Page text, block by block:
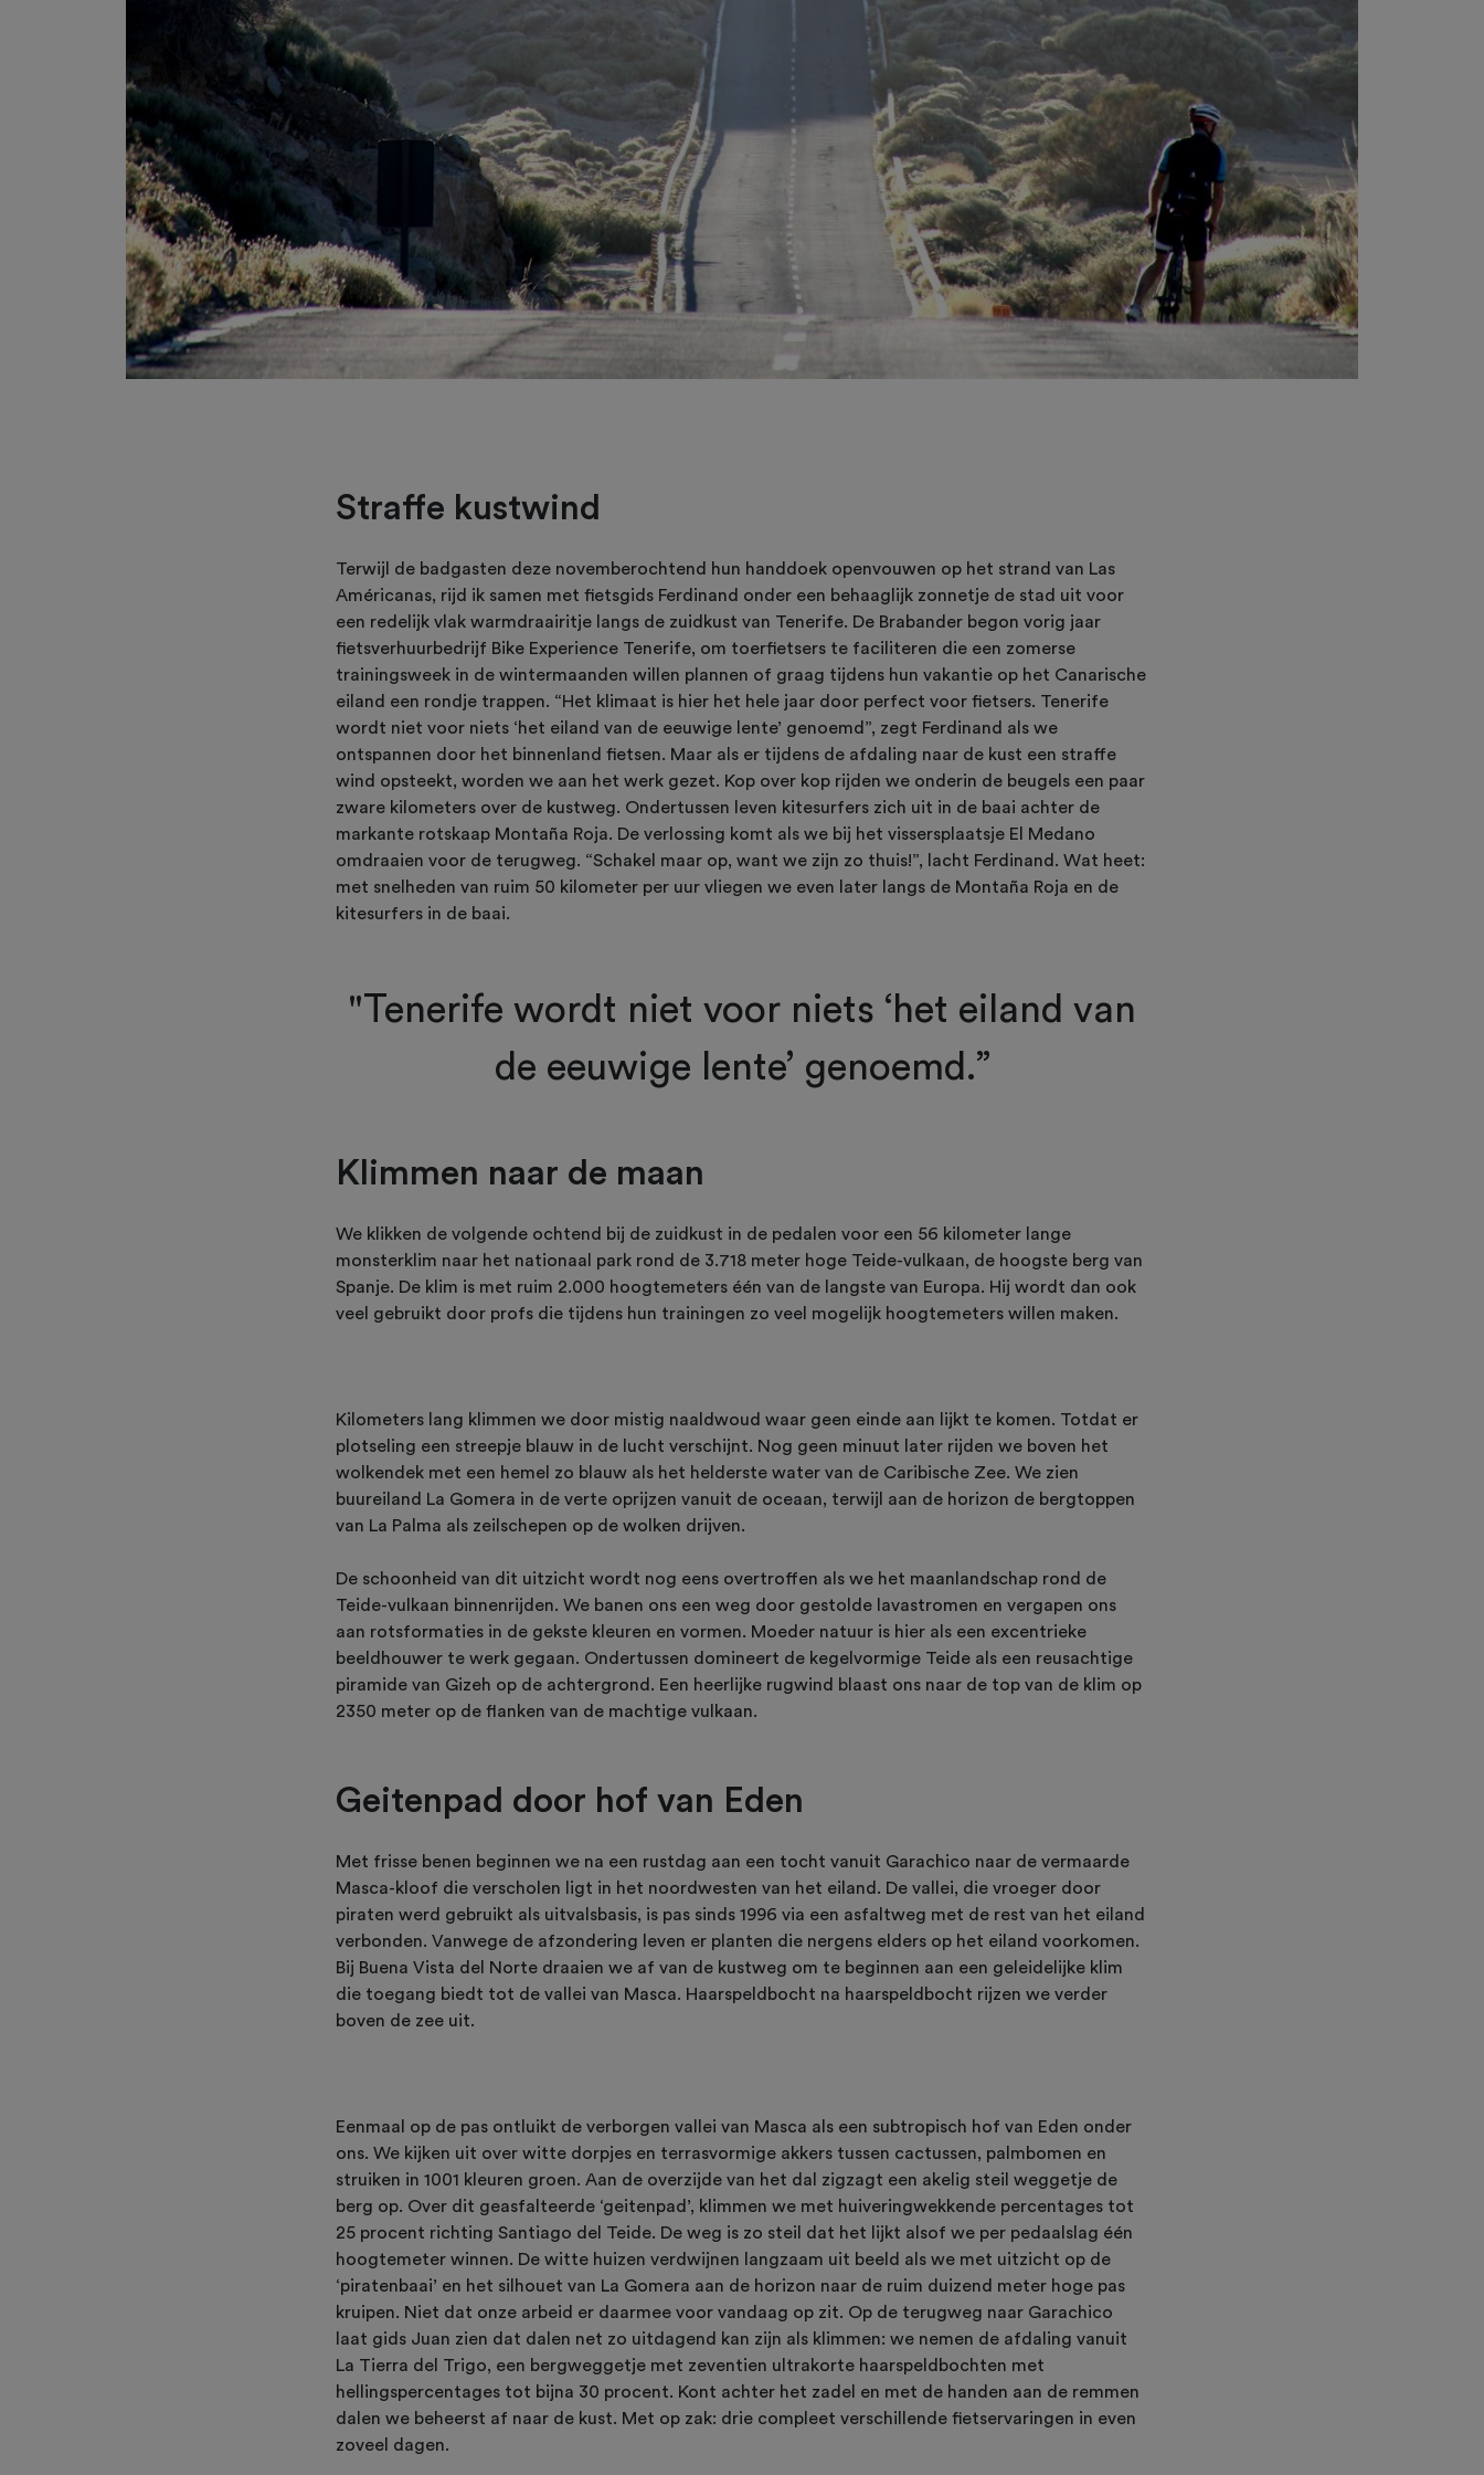
Straffe kustwind
Terwijl de badgasten deze novemberochtend hun handdoek openvouwen op het strand van Las
Américanas, rijd ik samen met fietsgids Ferdinand onder een behaaglijk zonnetje de stad uit voor
een redelijk vlak warmdraairitje langs de zuidkust van Tenerife. De Brabander begon vorig jaar
fietsverhuurbedrijf Bike Experience Tenerife, om toerfietsers te faciliteren die een zomerse
trainingsweek in de wintermaanden willen plannen of graag tijdens hun vakantie op het Canarische
eiland een rondje trappen. “Het klimaat is hier het hele jaar door perfect voor fietsers. Tenerife
wordt niet voor niets ‘het eiland van de eeuwige lente’ genoemd”, zegt Ferdinand als we
ontspannen door het binnenland fietsen. Maar als er tijdens de afdaling naar de kust een straffe
wind opsteekt, worden we aan het werk gezet. Kop over kop rijden we onderin de beugels een paar
zware kilometers over de kustweg. Ondertussen leven kitesurfers zich uit in de baai achter de
markante rotskaap Montaña Roja. De verlossing komt als we bij het vissersplaatsje El Medano
omdraaien voor de terugweg. “Schakel maar op, want we zijn zo thuis!”, lacht Ferdinand. Wat heet:
met snelheden van ruim 50 kilometer per uur vliegen we even later langs de Montaña Roja en de
kitesurfers in de baai.
"Tenerife wordt niet voor niets ‘het eiland van
de eeuwige lente’ genoemd.”
Klimmen naar de maan
We klikken de volgende ochtend bij de zuidkust in de pedalen voor een 56 kilometer lange
monsterklim naar het nationaal park rond de 3.718 meter hoge Teide-vulkaan, de hoogste berg van
Spanje. De klim is met ruim 2.000 hoogtemeters één van de langste van Europa. Hij wordt dan ook
veel gebruikt door profs die tijdens hun trainingen zo veel mogelijk hoogtemeters willen maken.
Kilometers lang klimmen we door mistig naaldwoud waar geen einde aan lijkt te komen. Totdat er
plotseling een streepje blauw in de lucht verschijnt. Nog geen minuut later rijden we boven het
wolkendek met een hemel zo blauw als het helderste water van de Caribische Zee. We zien
buureiland La Gomera in de verte oprijzen vanuit de oceaan, terwijl aan de horizon de bergtoppen
van La Palma als zeilschepen op de wolken drijven.
De schoonheid van dit uitzicht wordt nog eens overtroffen als we het maanlandschap rond de
Teide-vulkaan binnenrijden. We banen ons een weg door gestolde lavastromen en vergapen ons
aan rotsformaties in de gekste kleuren en vormen. Moeder natuur is hier als een excentrieke
beeldhouwer te werk gegaan. Ondertussen domineert de kegelvormige Teide als een reusachtige
piramide van Gizeh op de achtergrond. Een heerlijke rugwind blaast ons naar de top van de klim op
2350 meter op de flanken van de machtige vulkaan.
Geitenpad door hof van Eden
Met frisse benen beginnen we na een rustdag aan een tocht vanuit Garachico naar de vermaarde
Masca-kloof die verscholen ligt in het noordwesten van het eiland. De vallei, die vroeger door
piraten werd gebruikt als uitvalsbasis, is pas sinds 1996 via een asfaltweg met de rest van het eiland
verbonden. Vanwege de afzondering leven er planten die nergens elders op het eiland voorkomen.
Bij Buena Vista del Norte draaien we af van de kustweg om te beginnen aan een geleidelijke klim
die toegang biedt tot de vallei van Masca. Haarspeldbocht na haarspeldbocht rijzen we verder
boven de zee uit.
Eenmaal op de pas ontluikt de verborgen vallei van Masca als een subtropisch hof van Eden onder
ons. We kijken uit over witte dorpjes en terrasvormige akkers tussen cactussen, palmbomen en
struiken in 1001 kleuren groen. Aan de overzijde van het dal zigzagt een akelig steil weggetje de
berg op. Over dit geasfalteerde ‘geitenpad’, klimmen we met huiveringwekkende percentages tot
25 procent richting Santiago del Teide. De weg is zo steil dat het lijkt alsof we per pedaalslag één
hoogtemeter winnen. De witte huizen verdwijnen langzaam uit beeld als we met uitzicht op de
‘piratenbaai’ en het silhouet van La Gomera aan de horizon naar de ruim duizend meter hoge pas
kruipen. Niet dat onze arbeid er daarmee voor vandaag op zit. Op de terugweg naar Garachico
laat gids Juan zien dat dalen net zo uitdagend kan zijn als klimmen: we nemen de afdaling vanuit
La Tierra del Trigo, een bergweggetje met zeventien ultrakorte haarspeldbochten met
hellingspercentages tot bijna 30 procent. Kont achter het zadel en met de handen aan de remmen
dalen we beheerst af naar de kust. Met op zak: drie compleet verschillende fietservaringen in even
zoveel dagen.